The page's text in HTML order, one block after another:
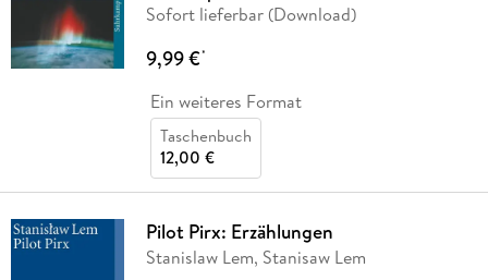
Sofort lieferbar (Download)
9,99 €*
Ein weiteres Format
Taschenbuch
12,00 €
Pilot Pirx: Erzählungen
Stanislaw Lem, Stanisaw Lem